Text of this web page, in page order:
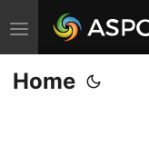
ナ
ビ
ゲ
Home